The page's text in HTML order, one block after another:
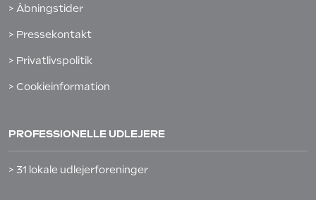
> Åbningstider
> Pressekontakt
> Privatlivspolitik
> Cookieinformation
PROFESSIONELLE UDLEJERE
> 31 lokale udlejerforeninger